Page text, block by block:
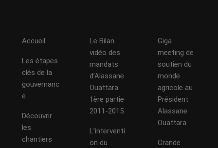
Accueil
Les étapes
clés de la
gouvernanc
e
Découvrir
les
chantiers
Le Bilan
vidéo des
mandats
d’Alassane
Ouattara
1ère partie
2011-2015
L’interventi
on du
Giga
meeting de
soutien du
monde
agricole au
Président
Alassane
Ouattara
Grande